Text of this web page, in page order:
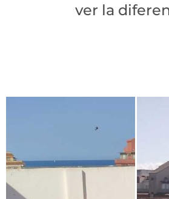
ver la